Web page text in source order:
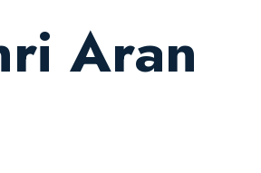
Aran